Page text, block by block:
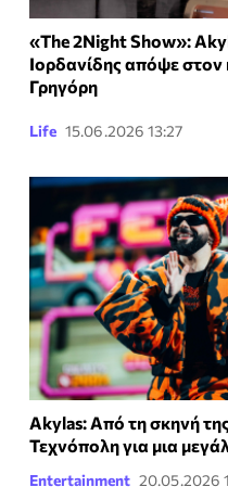
«Τhe 2Night Show»:
Ιορδανίδης απόψε
Γρηγόρη
Life 15.06.2026 13:27
Akylas: Από τη σκηνή
Τεχνόπολη για μια
Entertainment 20.05.2026